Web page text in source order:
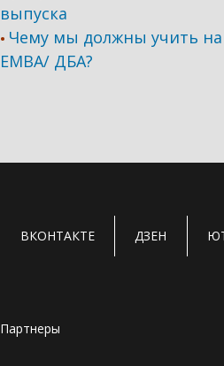
выпуска
• Чему мы должны учить
ЕМВА/ ДБА?
ВКОНТАКТЕ ДЗЕН
Партнеры